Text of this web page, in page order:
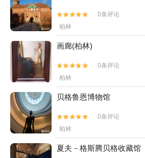


0条评论
柏林
画廊(柏林)


0条评论
柏林
贝格鲁恩博物馆


0条评论
柏林
夏夫－格斯腾贝格收藏馆